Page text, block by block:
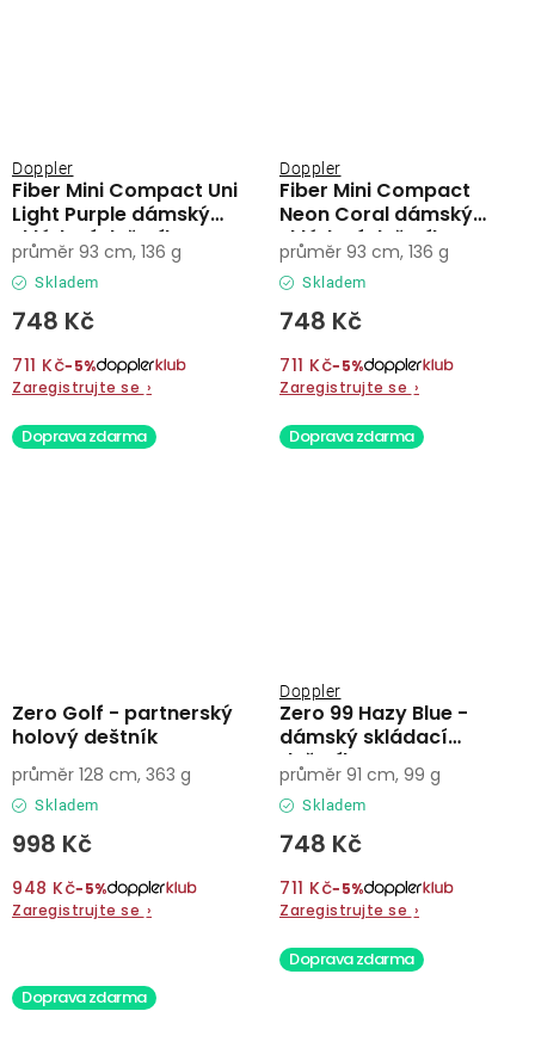
Fiber Mini Compact Uni
Light Purple dámský
skládací deštník
Doppler
Skladem
748 Kč
711 Kč−5%
Zaregistrujte se ›
průměr 93 cm, 136 g
Fiber Mini Compact
Neon Coral dámský
skládací deštník
Doppler
Skladem
748 Kč
711 Kč−5%
Zaregistrujte se ›
průměr 93 cm, 136 g
Doprava zdarma
Zero Golf - partnerský
holový deštník
Skladem
998 Kč
948 Kč−5%
Zaregistrujte se ›
průměr 128 cm, 363 g
Doprava zdarma
Zero 99 Hazy Blue -
dámský skládací
deštník
Doppler
Skladem
748 Kč
711 Kč−5%
Zaregistrujte se ›
průměr 91 cm, 99 g
Doprava zdarma
Doprava zdarma